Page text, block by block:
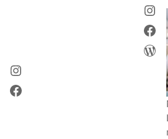
Instagram
Facebook